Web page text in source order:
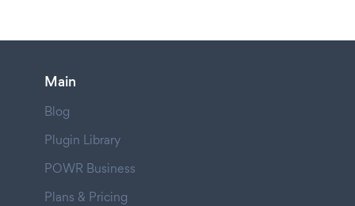
Main
Blog
Plugin Library
POWR Business
Plans & Pricing